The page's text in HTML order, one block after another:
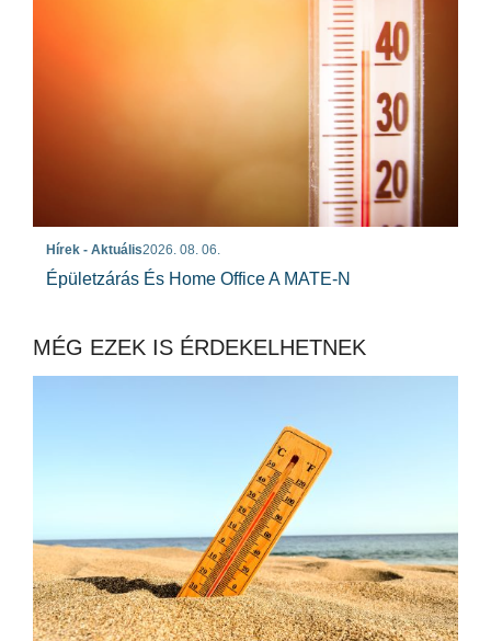
Hírek - Aktuális2026. 08. 06.
Épületzárás És Home Office A MATE-N
MÉG EZEK IS ÉRDEKELHETNEK